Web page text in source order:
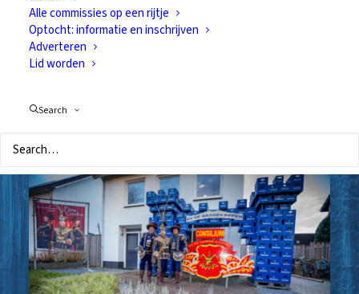
Alle commissies op een rijtje
Optocht: informatie en inschrijven
Adverteren
Lid worden
Search
Zwamavonden 2020
31 december 2019